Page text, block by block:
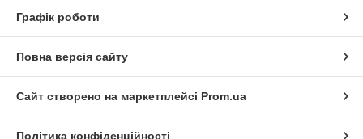
Графік роботи
Повна версія сайту
Сайт створено на маркетплейсі Prom.ua
Політика конфіденційності